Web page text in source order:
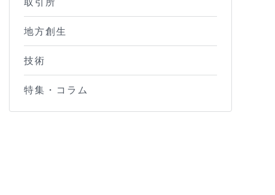
地方創生
技術
特集・コラム